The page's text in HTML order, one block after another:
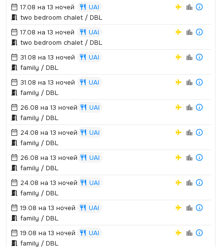
17.08 на 13 ночей
UAI
two bedroom chalet / DBL
17.08 на 13 ночей
UAI
two bedroom chalet / DBL
31.08 на 13 ночей
UAI
family / DBL
31.08 на 13 ночей
UAI
family / DBL
26.08 на 13 ночей
UAI
family / DBL
24.08 на 13 ночей
UAI
family / DBL
26.08 на 13 ночей
UAI
family / DBL
24.08 на 13 ночей
UAI
family / DBL
19.08 на 13 ночей
UAI
family / DBL
19.08 на 13 ночей
UAI
family / DBL